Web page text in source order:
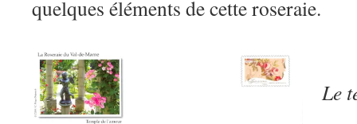
quelques éléments de cette roseraie.
Le